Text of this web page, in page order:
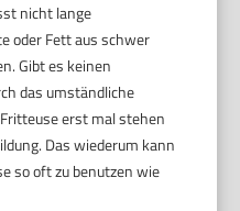
nicht lange
oder Fett aus schwer
Gibt es keinen
das umständliche
erst mal stehen
Das wiederum kann
so oft zu benutzen wie